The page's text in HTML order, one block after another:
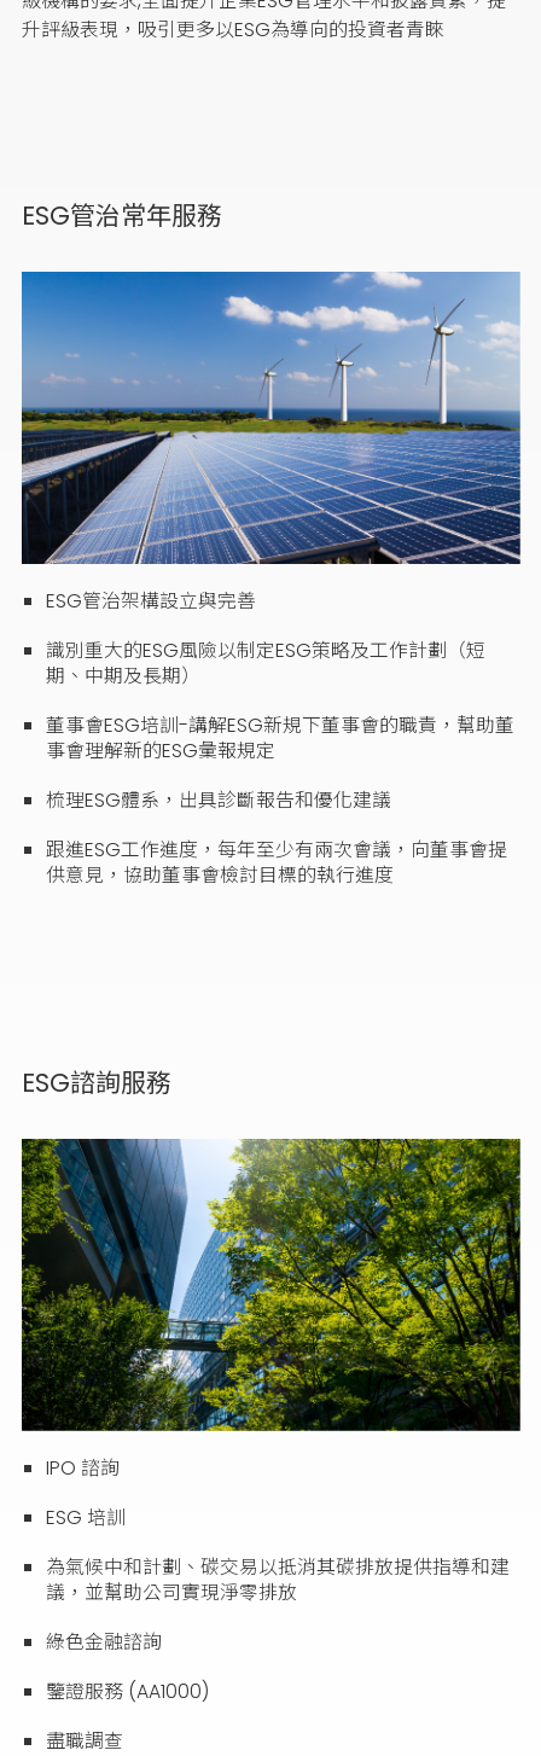
升評級表現，吸引更多以ESG為導向的投資者青睞
ESG管治常年服務
ESG管治架構設立與完善
識別重大的ESG風險以制定ESG策略及工作計劃（短
期、中期及長期）
董事會ESG培訓-講解ESG新規下董事會的職責，幫助董
事會理解新的ESG彙報規定
梳理ESG體系，出具診斷報告和優化建議
跟進ESG工作進度，每年至少有兩次會議，向董事會提
供意見，協助董事會檢討目標的執行進度
ESG諮詢服務
IPO 諮詢
ESG 培訓
為氣候中和計劃、碳交易以抵消其碳排放提供指導和建
議，並幫助公司實現淨零排放
綠色金融諮詢
鑒證服務 (AA1000)
盡職調查